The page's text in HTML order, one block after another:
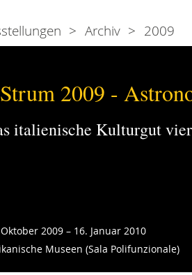
2009 -
italienische Kulturgut
2009 – 16. Januar 2010
Museen (Sala Polifunzionale)
Archiv 2009